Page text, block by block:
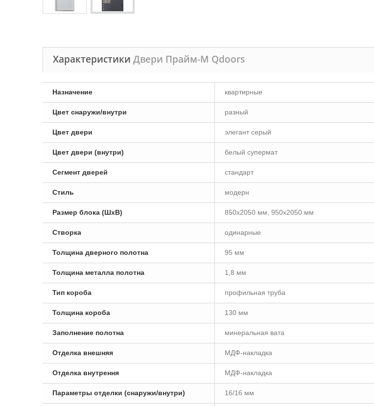
Характеристики Двери Прайм-М Qdoors
Назначение квартирные
Цвет снаружи/внутри разный
Цвет двери элегант серый
Цвет двери (внутри) белый супермат
Сегмент дверей стандарт
Стиль модерн
Размер блока (ШxВ) 850х2050 мм, 950х2050 мм
Створка одинарные
Толщина дверного полотна 95 мм
Толщина металла полотна 1,8 мм
Тип короба профильная труба
Толщина короба 130 мм
Заполнение полотна минеральная вата
Отделка внешняя МДФ-накладка
Отделка внутрення МДФ-накладка
Параметры отделки (снаружи/внутри) 16/16 мм